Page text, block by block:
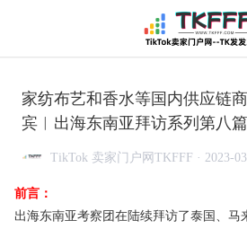
家纺布艺和香水等国内供应链
宾︱出海东南亚拜访系列第八篇
TikTok 卖家门户网TKFFF · 2023-
前言：
出海东南亚考察团在陆续拜访了泰国、马